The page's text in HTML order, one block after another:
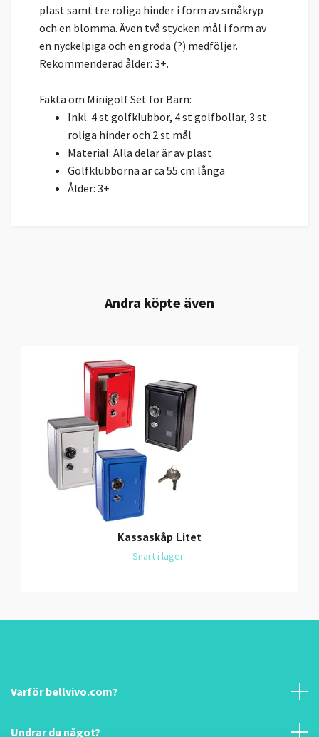
plast samt tre roliga hinder i form av småkryp
och en blomma. Även två stycken mål i form av
en nyckelpiga och en groda (?) medföljer.
Rekommenderad ålder: 3+.
Fakta om Minigolf Set för Barn:
Inkl. 4 st golfklubbor, 4 st golfbollar, 3 st
roliga hinder och 2 st mål
Material: Alla delar är av plast
Golfklubborna är ca 55 cm långa
Ålder: 3+
Kassaskåp Litet
Snart i lager
Varför bellvivo.com?
Undrar du något?